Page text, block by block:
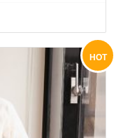
HOT